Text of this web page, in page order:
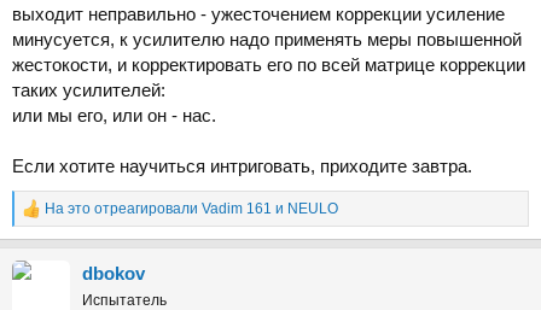
выходит неправильно - ужесточением коррекции усиление
минусуется, к усилителю надо применять меры повышенной
жестокости, и корректировать его по всей матрице коррекции
таких усилителей:
или мы его, или он - нас.
Если хотите научиться интриговать, приходите завтра.
Р
е
к
На это отреагировали Vadim 161 и NEULO
dbokov
Испытатель